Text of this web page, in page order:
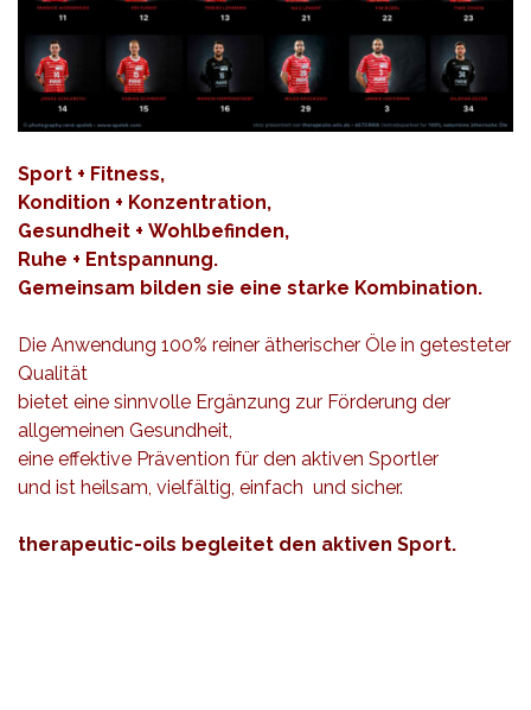
Sport + Fitness,
Kondition + Konzentration,
Gesundheit + Wohlbefinden,
Ruhe + Entspannung.
Gemeinsam bilden sie eine starke Kombination.
Die Anwendung 100% reiner ätherischer Öle in getesteter
Qualität
bietet eine sinnvolle Ergänzung zur Förderung der
allgemeinen Gesundheit,
eine effektive Prävention für den aktiven Sportler
und ist heilsam, vielfältig, einfach und sicher.
therapeutic-oils begleitet den aktiven Sport.